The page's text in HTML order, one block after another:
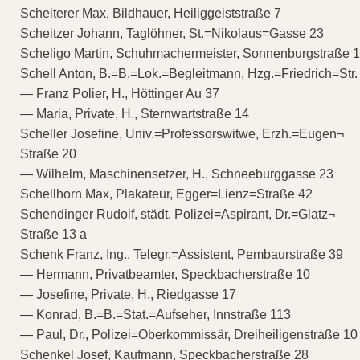
Scheiterer Max, Bildhauer, Heiliggeiststraße 7
Scheitzer Johann, Taglöhner, St.=Nikolaus=Gasse 23
Scheligo Martin, Schuhmachermeister, Sonnenburgstraße
Schell Anton, B.=B.=Lok.=Begleitmann, Hzg.=Friedrich=Str.
— Franz Polier, H., Höttinger Au 37
— Maria, Private, H., Sternwartstraße 14
Scheller Josefine, Univ.=Professorswitwe, Erzh.=Eugen¬
Straße 20
— Wilhelm, Maschinensetzer, H., Schneeburggasse 23
Schellhorn Max, Plakateur, Egger=Lienz=Straße 42
Schendinger Rudolf, städt. Polizei=Aspirant, Dr.=Glatz¬
Straße 13 a
Schenk Franz, Ing., Telegr.=Assistent, Pembaurstraße 39
— Hermann, Privatbeamter, Speckbacherstraße 10
— Josefine, Private, H., Riedgasse 17
— Konrad, B.=B.=Stat.=Aufseher, Innstraße 113
— Paul, Dr., Polizei=Oberkommissär, Dreiheiligenstraße 10
Schenkel Josef, Kaufmann, Speckbacherstraße 28